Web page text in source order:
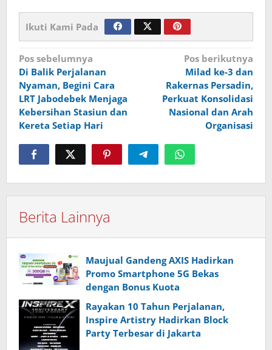
Ikuti Kami Pada
Navigasi
pos
Pos sebelumnya
Di Balik Perjalanan
Nyaman, Begini Cara
LRT Jabodebek Menjaga
Kebersihan Stasiun dan
Kereta Setiap Hari
Pos berikutnya
Milad ke-3 dan
Rakernas Persadin,
Perkuat Konsolidasi
Nasional dan Arah
Organisasi
Berita Lainnya
Maujual Gandeng AXIS Hadirkan
Promo Smartphone 5G Bekas
dengan Bonus Kuota
Rayakan 10 Tahun Perjalanan,
Inspire Artistry Hadirkan Block
Party Terbesar di Jakarta